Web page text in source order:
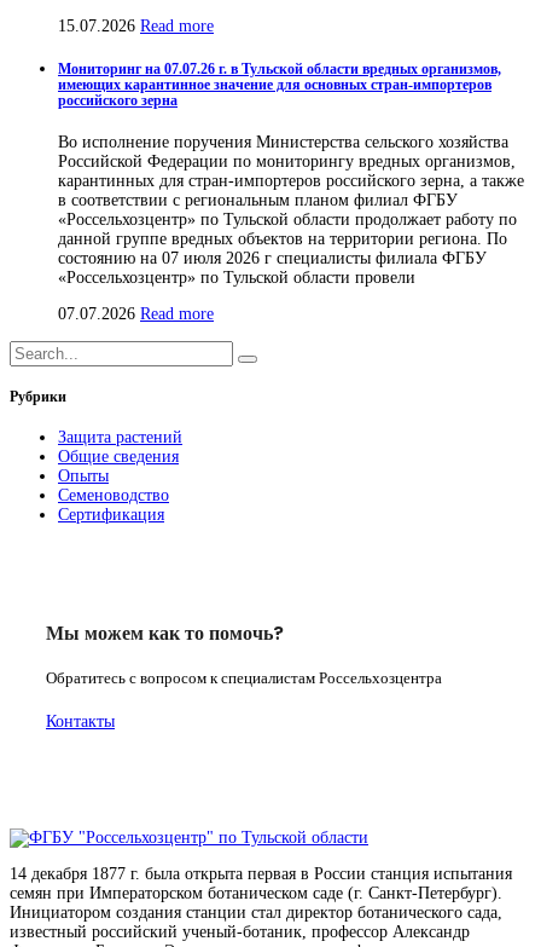
15.07.2026 Read more
Мониторинг на 07.07.26 г. в Тульской области вредных организмов,
имеющих карантинное значение для основных стран-импортеров
российского зерна
Во исполнение поручения Министерства сельского хозяйства
Российской Федерации по мониторингу вредных организмов,
карантинных для стран-импортеров российского зерна, а также
в соответствии с региональным планом филиал ФГБУ
«Россельхозцентр» по Тульской области продолжает работу по
данной группе вредных объектов на территории региона. По
состоянию на 07 июля 2026 г специалисты филиала ФГБУ
«Россельхозцентр» по Тульской области провели
07.07.2026 Read more
Рубрики
Защита растений
Общие сведения
Опыты
Семеноводство
Сертификация
Мы можем как то помочь?
Обратитесь с вопросом к специалистам Россельхозцентра
Контакты
14 декабря 1877 г. была открыта первая в России станция испытания
семян при Императорском ботаническом саде (г. Санкт-Петербург).
Инициатором создания станции стал директор ботанического сада,
известный российский ученый-ботаник, профессор Александр